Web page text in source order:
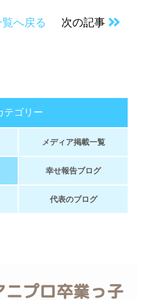
へ戻る 次の記事
テゴリー
メディア掲載一覧
幸せ報告ブログ
代表のブログ
ニプロ卒業っ子